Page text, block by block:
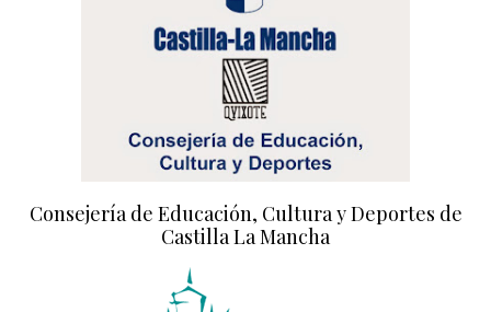
Consejería de Educación, Cultura y Deportes de
Castilla La Mancha